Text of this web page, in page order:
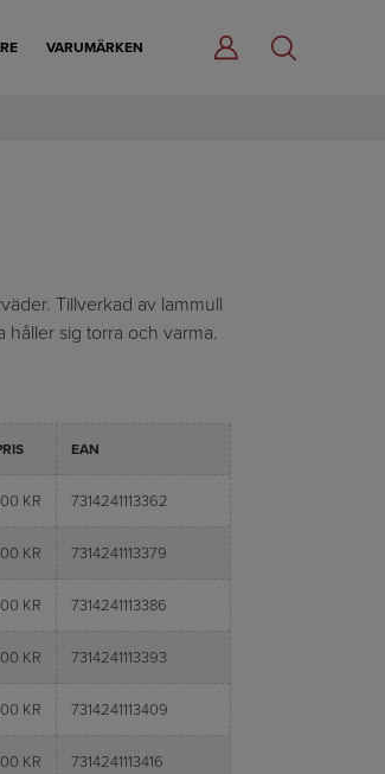
VARUMÄRKEN
Tillverkad av lammull
sig torra och varma.
EAN
KR 7314241113362
KR 7314241113379
KR 7314241113386
KR 7314241113393
KR 7314241113409
KR 7314241113416